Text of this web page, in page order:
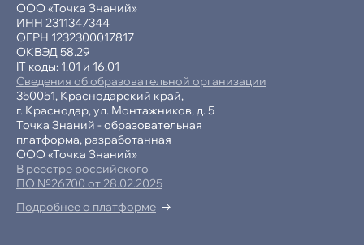
−10% при оплате в рассрочку
ООО «Точка Знаний»
ИНН 2311347344
ОГРН 1232300017817
ОКВЭД 58.29
IT коды: 1.01 и 16.01
Сведения об образовательной организации
350051, Краснодарский край,
г. Краснодар, ул. Монтажников, д. 5
Точка Знаний - образовательная
платформа, разработанная
ООО «Точка Знаний»
В реестре российского
ПО №26700 от 28.02.2025
Подробнее о платформе